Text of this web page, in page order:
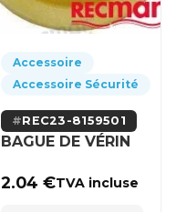
Accessoire
Accessoire Sécurité
REC23-8159501
BAGUE DE VÉRIN
2.04€TVA incluse